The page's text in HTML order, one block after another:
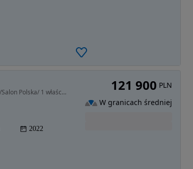
1995 cm3 • 213 KM • Ford Ranger Wildtrak 2.0 Bi-Turbo 213 KM/Salon Polska/ 1 właściciel
2022
121 900 PLN
W granicach średniej